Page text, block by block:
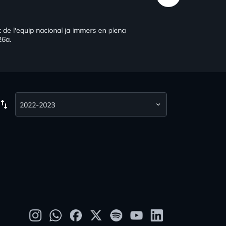
l'equip nacional ja immers en plena
swap_vert